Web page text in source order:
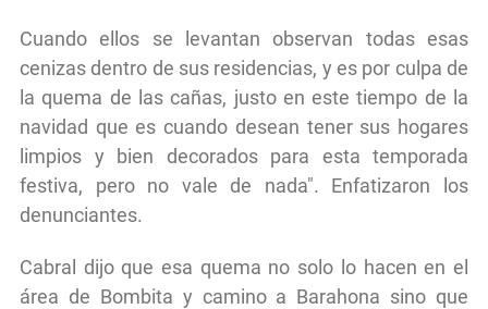
Cuando ellos se levantan observan todas esas
cenizas dentro de sus residencias, y es por culpa de
la quema de las cañas, justo en este tiempo de la
navidad que es cuando desean tener sus hogares
limpios y bien decorados para esta temporada
festiva, pero no vale de nada". Enfatizaron los
denunciantes.
Cabral dijo que esa quema no solo lo hacen en el
área de Bombita y camino a Barahona sino que